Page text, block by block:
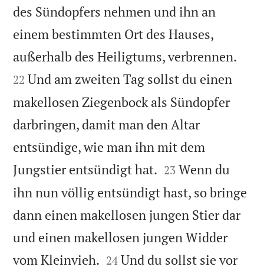
des Sündopfers nehmen und ihn an
einem bestimmten Ort des Hauses,
außerhalb des Heiligtums, verbrennen.
22 Und am zweiten Tag sollst du einen
makellosen Ziegenbock als Sündopfer
darbringen, damit man den Altar
entsündige, wie man ihn mit dem
Jungstier entsündigt hat. 

23 Wenn du
ihn nun völlig entsündigt hast, so bringe
dann einen makellosen jungen Stier dar
und einen makellosen jungen Widder
vom Kleinvieh. 

24 Und du sollst sie vor